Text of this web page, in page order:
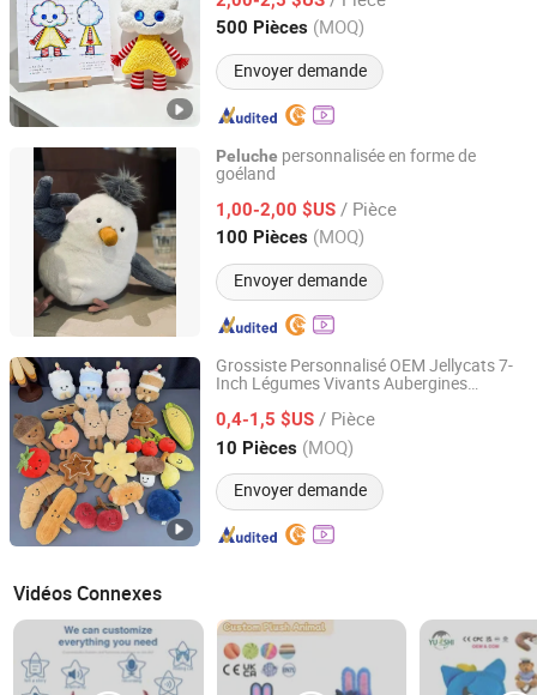
500 Pièces (MOQ)
Envoyer demande
Jiangsu, China Depuis 2021
Peluche personnalisée en forme de
goéland
1,00-2,00 $US / Pièce
100 Pièces (MOQ)
Envoyer demande
Huizhou Reliant Trading Co., Ltd.
Guangdong, China Depuis 2016
Grossiste Personnalisé OEM Jellycats 7-
Inch Légumes Vivants Aubergines
en Coton PP Techniques Lavées
0,4-1,5 $US / Pièce
10 Pièces (MOQ)
Envoyer demande
Guangxi Peirou Technology Information Co., Ltd.
Guangxi, China Depuis 2026
Vidéos Connexes